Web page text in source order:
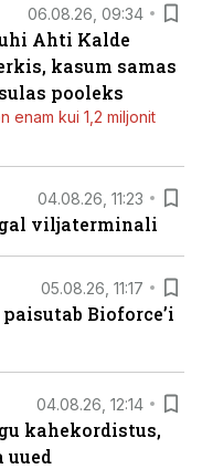
06.08.26, 09:34
Ahti Kalde
kasum samas
pooleks
enam kui 1,2 miljonit
04.08.26, 11:23
viljaterminali
05.08.26, 11:17
Bioforce’i
04.08.26, 12:14
kahekordistus,
uued